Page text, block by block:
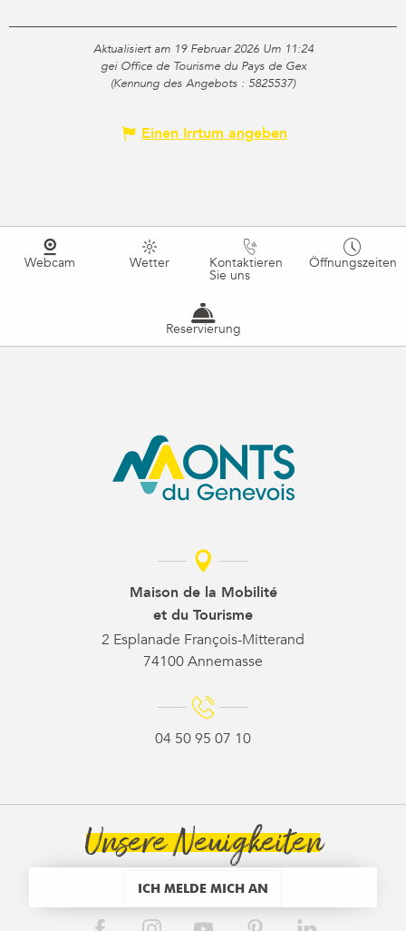
Aktualisiert am 19 Februar 2026 Um 11:24
gei Office de Tourisme du Pays de Gex
(Kennung des Angebots : 5825537)
Einen Irrtum angeben
Webcam Wetter Kontaktieren
Sie uns
Öffnungszeiten
Reservierung
Maison de la Mobilité
et du Tourisme
2 Esplanade François-Mitterand
74100 Annemasse
04 50 95 07 10
Unsere Neuigkeiten
ICH MELDE MICH AN